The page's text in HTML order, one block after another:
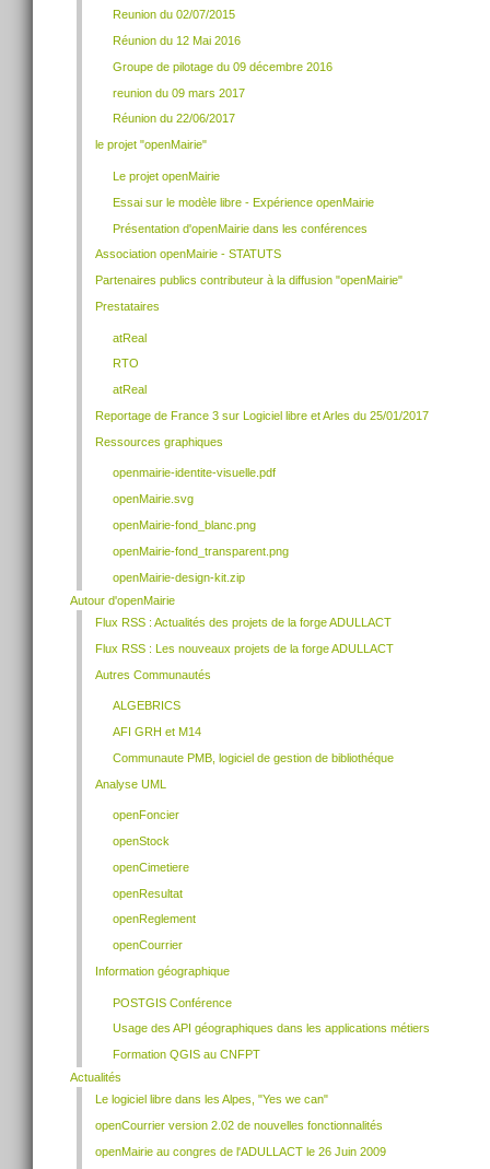
Reunion du 02/07/2015
Réunion du 12 Mai 2016
Groupe de pilotage du 09 décembre 2016
reunion du 09 mars 2017
Réunion du 22/06/2017
le projet "openMairie"
Le projet openMairie
Essai sur le modèle libre - Expérience openMairie
Présentation d'openMairie dans les conférences
Association openMairie - STATUTS
Partenaires publics contributeur à la diffusion "openMairie"
Prestataires
atReal
RTO
atReal
Reportage de France 3 sur Logiciel libre et Arles du 25/01/2017
Ressources graphiques
openmairie-identite-visuelle.pdf
openMairie.svg
openMairie-fond_blanc.png
openMairie-fond_transparent.png
openMairie-design-kit.zip
Autour d'openMairie
Flux RSS : Actualités des projets de la forge ADULLACT
Flux RSS : Les nouveaux projets de la forge ADULLACT
Autres Communautés
ALGEBRICS
AFI GRH et M14
Communaute PMB, logiciel de gestion de bibliothéque
Analyse UML
openFoncier
openStock
openCimetiere
openResultat
openReglement
openCourrier
Information géographique
POSTGIS Conférence
Usage des API géographiques dans les applications métiers
Formation QGIS au CNFPT
Actualités
Le logiciel libre dans les Alpes, "Yes we can"
openCourrier version 2.02 de nouvelles fonctionnalités
openMairie au congres de l'ADULLACT le 26 Juin 2009